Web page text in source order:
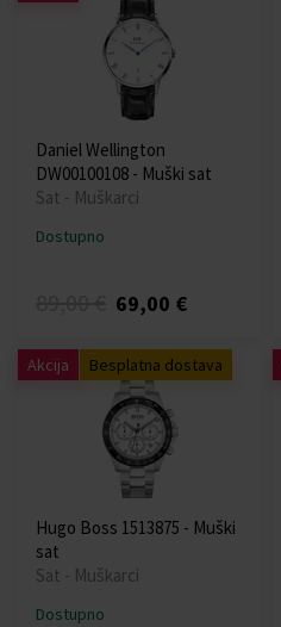
Daniel Wellington
DW00100108 - Muški sat
Sat - Muškarci
Dostupno
69,00 €
Akcija Besplatna dostava
Hugo Boss 1513875 - Muški
sat
Sat - Muškarci
Dostupno